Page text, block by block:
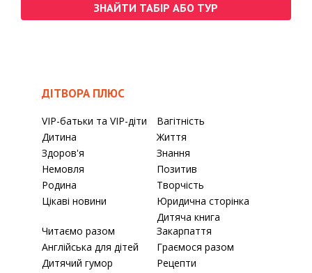
ЗНАЙТИ ТАБІР АБО ТУР
ДІТВОРА ПЛЮС
VIP-батьки та VIP-діти
Вагітність
Дитина
Життя
Здоров'я
Знання
Немовля
Позитив
Родина
Творчість
Цікаві новини
Юридична сторінка
Читаємо разом
Дитяча книга
Закарпаття
Англійська для дітей
Граємося разом
Дитячий гумор
Рецепти